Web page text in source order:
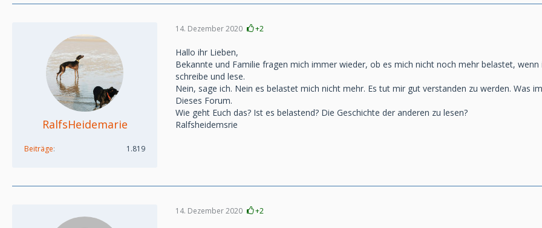
RalfsHeidemarie
Beiträge 1.819
14. Dezember 2020 +2
Hallo ihr Lieben,
Bekannte und Familie fragen mich immer wieder, ob es mich nicht noch mehr belastet,
schreibe und lese.
Nein, sage ich. Nein es belastet mich nicht mehr. Es tut mir gut verstanden zu werden. Was
Dieses Forum.
Wie geht Euch das? Ist es belastend? Die Geschichte der anderen zu lesen?
Ralfsheidemsrie
14. Dezember 2020 +2